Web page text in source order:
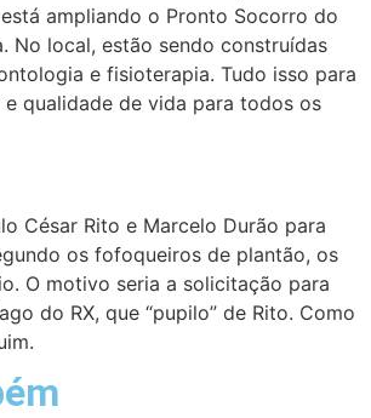
ampliando o Pronto Socorro do
No local, estão sendo construídas
e fisioterapia. Tudo isso para
qualidade de vida para todos os
César Rito e Marcelo Durão para
os fofoqueiros de plantão, os
O motivo seria a solicitação para
do RX, que “pupilo” de Rito. Como